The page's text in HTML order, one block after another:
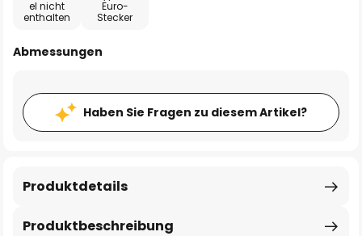
el nicht
enthalten
Euro-
Stecker
Abmessungen
Haben Sie Fragen zu diesem Artikel?
Produktbeschreibung
Produktdetails